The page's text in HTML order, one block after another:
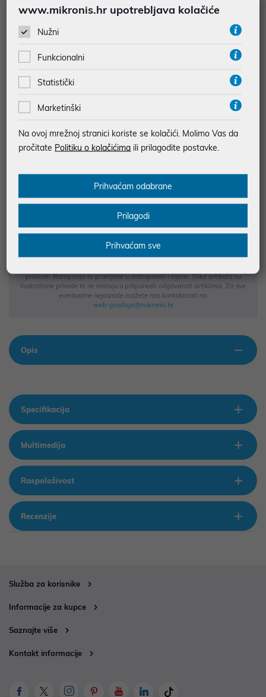
pay, Virman, Gotovina, Crypto) uz promo kod
Dodajte u košaricu
najam za pravne osobe od 12 do 36 mj. već od
Vidi detalje Pošalji upit
BESPLATNA DOSTAVA ZA NARUDŽBE IZNAD 66,36€
MOGUĆNOST PLAĆANJA NA RATE
Podaci uz artikle su prezentirani u dobroj namjeri. Mikronis d.o.o. ne
prilikom štampanja te promjene u dostupnosti i cijene. Slike artikala su
ilustrativne prirode te ne moraju u potpunosti odgovarati artiklima. Za sve
eventualne nejasnoće možete nas kontaktirati na
web-prodaja@mikronis.hr
Opis
Specifikacija
Multimedija
Raspoloživost
Recenzije
Služba za korisnike
Informacije za kupce
Saznajte više
Kontakt informacije
www.mikronis.hr upotrebljava kolačiće
Nužni
Funkcionalni
Statistički
Marketinški
Na ovoj mrežnoj stranici koriste se kolačići. Molimo Vas da
pročitate Politiku o kolačićima ili prilagodite postavke.
Prihvaćam odabrane
Prilagodi
Prihvaćam sve